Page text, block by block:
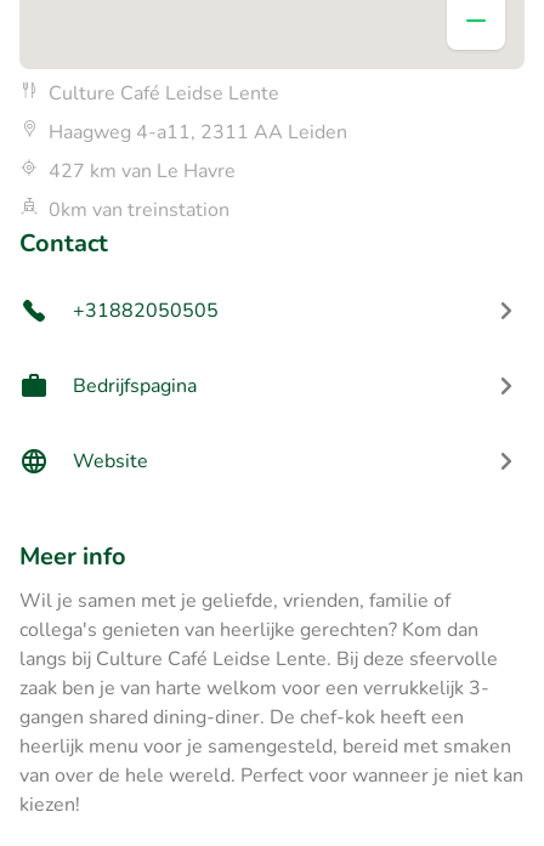
Culture Café Leidse Lente
Haagweg 4-a11, 2311 AA Leiden
427 km van Le Havre
0km van treinstation
Contact
+31882050505
Bedrijfspagina
Website
Meer info
Wil je samen met je geliefde, vrienden, familie of
collega's genieten van heerlijke gerechten? Kom dan
langs bij Culture Café Leidse Lente. Bij deze sfeervolle
zaak ben je van harte welkom voor een verrukkelijk 3-
gangen shared dining-diner. De chef-kok heeft een
heerlijk menu voor je samengesteld, bereid met smaken
van over de hele wereld. Perfect voor wanneer je niet kan
kiezen!